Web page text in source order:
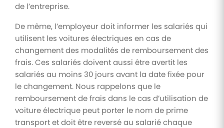
de l’entreprise.
De même, l’employeur doit informer les salariés qui
utilisent les voitures électriques en cas de
changement des modalités de remboursement des
frais. Ces salariés doivent aussi être avertit les
salariés au moins 30 jours avant la date fixée pour
le changement. Nous rappelons que le
remboursement de frais dans le cas d’utilisation de
voiture électrique peut porter le nom de prime
transport et doit être reversé au salarié chaque